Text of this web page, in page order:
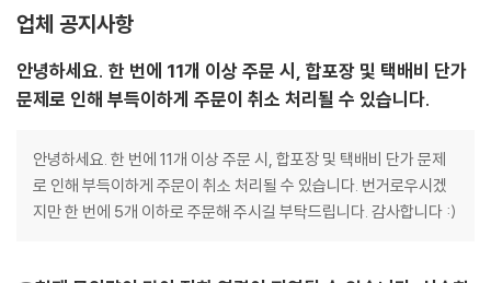
업체 공지사항
안녕하세요. 한 번에 11개 이상 주문 시, 합포장 및 택배비 단가
문제로 인해 부득이하게 주문이 취소 처리될 수 있습니다.
안녕하세요. 한 번에 11개 이상 주문 시, 합포장 및 택배비 단가 문제
로 인해 부득이하게 주문이 취소 처리될 수 있습니다. 번거로우시겠
지만 한 번에 5개 이하로 주문해 주시길 부탁드립니다. 감사합니다 :)